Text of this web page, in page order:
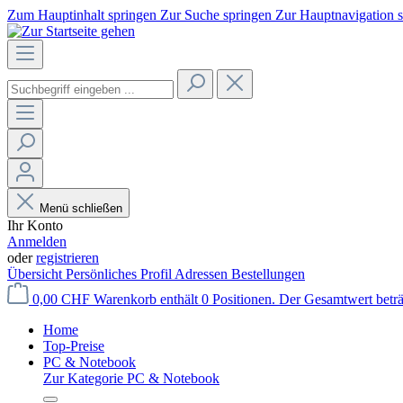
Zum Hauptinhalt springen Zur Suche springen Zur Hauptnavigation
Menü schließen
Ihr Konto
Anmelden
oderregistrieren
Übersicht Persönliches Profil Adressen Bestellungen
0,00 CHF Warenkorb enthält 0 Positionen. Der Gesamtwert
Home
Top-Preise
PC & Notebook
Zur Kategorie PC & Notebook